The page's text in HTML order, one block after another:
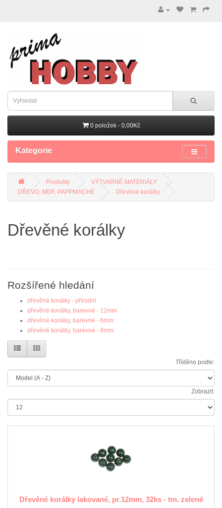
0 položek - 0,00Kč
Kategorie
Produkty
VÝTVARNÉ MATERIÁLY
DŘEVO, MDF, PAPPMACHÉ
Dřevěné korálky
Dřevěné korálky
Rozšířené hledání
dřevěné korálky - přírodní
dřevěné korálky, barevné - 12mm
dřevěné korálky, barevné - 6mm
dřevěné korálky, barevné - 8mm
Tříděno podle:
Zobrazit:
Dřevěné korálky lakované, pr.12mm, 32ks - tm. zelené